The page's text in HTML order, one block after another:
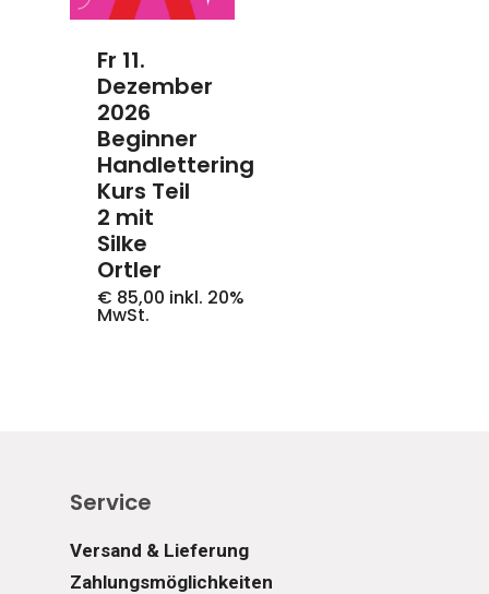
Fr 11.
Dezember
2026
Beginner
Handlettering
Kurs Teil
2 mit
Silke
Ortler
€ 85,00 inkl. 20%
MwSt.
Service
Versand & Lieferung
Zahlungsmöglichkeiten